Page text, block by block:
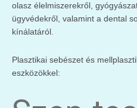
olasz élelmiszerekről,
ügyvédekről, valamint a dental
kínálatáról.
Plasztikai sebészet és
eszközökkel: